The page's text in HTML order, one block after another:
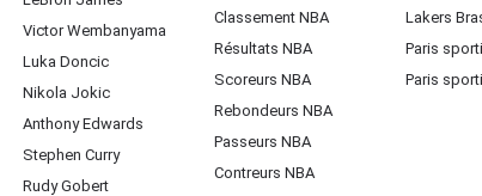
Victor Wembanyama
Luka Doncic
Nikola Jokic
Anthony Edwards
Stephen Curry
Rudy Gobert
Classement NBA
Résultats NBA
Scoreurs NBA
Rebondeurs NBA
Passeurs NBA
Contreurs NBA
Lakers
Paris
Paris